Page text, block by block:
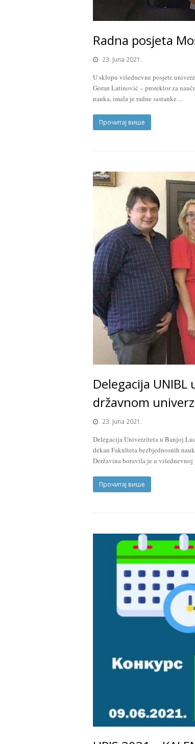
Radna posjeta
23. Juna 2021.
U sklopu višednevne posjete
Goran Latinović – prorektor za
nauka, imala je radne sastanke…
Прочитај више
Delegacija
državnom
23. Juna 2021.
Delegacija Univerziteta u Banjoj
dekan Fakulteta bezbjednosnih
Deržavina boravila je u
Прочитај више